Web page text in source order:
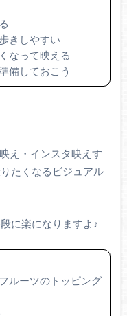
きしやすい
なって映える
備しておこう
え・インスタ映えす
たくなるビジュアル
に楽になりますよ♪
ルーツのトッピング